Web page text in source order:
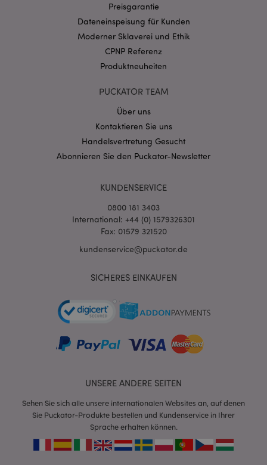
Preisgarantie
Dateneinspeisung für Kunden
Moderner Sklaverei und Ethik
CPNP Referenz
Produktneuheiten
PUCKATOR TEAM
Über uns
Kontaktieren Sie uns
Handelsvertretung Gesucht
Abonnieren Sie den Puckator-Newsletter
KUNDENSERVICE
0800 181 3403
International: +44 (0) 1579326301
Fax: 01579 321520
kundenservice@puckator.de
SICHERES EINKAUFEN
UNSERE ANDERE SEITEN
Sehen Sie sich alle unsere internationalen Websites an, auf denen
Sie Puckator-Produkte bestellen und Kundenservice in Ihrer
Sprache erhalten können.
mage-messages
Adobe Inc.
www.puckator.de
X-Magento-Vary
_GRECAPTCHA
Google LLC
www.google.com
recently_compared_product_previous
Adobe Inc.
www.puckator.de
section_data_ids
Adobe Inc.
www.puckator.de